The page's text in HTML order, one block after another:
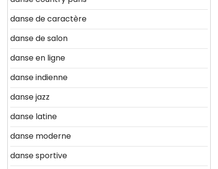
danse de caractère
danse de salon
danse en ligne
danse indienne
danse jazz
danse latine
danse moderne
danse sportive